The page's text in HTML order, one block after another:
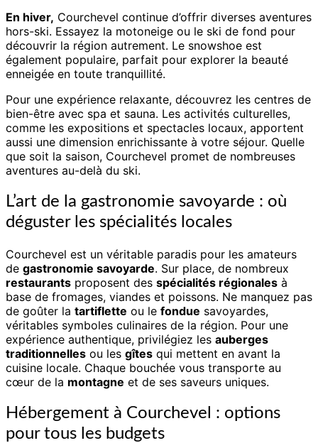
En hiver, Courchevel continue d’offrir diverses aventures
hors-ski. Essayez la motoneige ou le ski de fond pour
découvrir la région autrement. Le snowshoe est
également populaire, parfait pour explorer la beauté
enneigée en toute tranquillité.
Pour une expérience relaxante, découvrez les centres de
bien-être avec spa et sauna. Les activités culturelles,
comme les expositions et spectacles locaux, apportent
aussi une dimension enrichissante à votre séjour. Quelle
que soit la saison, Courchevel promet de nombreuses
aventures au-delà du ski.
L’art de la gastronomie savoyarde : où
déguster les spécialités locales
Courchevel est un véritable paradis pour les amateurs
de gastronomie savoyarde. Sur place, de nombreux
restaurants proposent des spécialités régionales à
base de fromages, viandes et poissons. Ne manquez pas
de goûter la tartiflette ou le fondue savoyardes,
véritables symboles culinaires de la région. Pour une
expérience authentique, privilégiez les auberges
traditionnelles ou les gîtes qui mettent en avant la
cuisine locale. Chaque bouchée vous transporte au
cœur de la montagne et de ses saveurs uniques.
Hébergement à Courchevel : options
pour tous les budgets